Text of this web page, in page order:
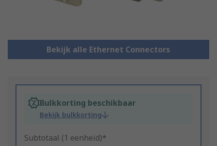
Bekijk alle Ethernet Connectors
Bulkkorting beschikbaar
Bekijk bulkkorting
Subtotaal (1 eenheid)*